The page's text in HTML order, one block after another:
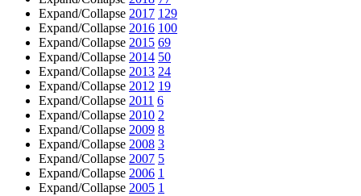
Expand/Collapse 2017 129
Expand/Collapse 2016 100
Expand/Collapse 2015 69
Expand/Collapse 2014 50
Expand/Collapse 2013 24
Expand/Collapse 2012 19
Expand/Collapse 2011 6
Expand/Collapse 2010 2
Expand/Collapse 2009 8
Expand/Collapse 2008 3
Expand/Collapse 2007 5
Expand/Collapse 2006 1
Expand/Collapse 2005 1